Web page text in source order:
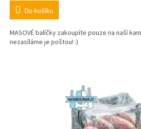
Do košíku
MASOVÉ balíčky zakoupíte pouze na naší
nezasíláme je poštou! :)